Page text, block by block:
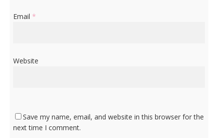
Email *
Website
Save my name, email, and website in this browser for the
next time I comment.